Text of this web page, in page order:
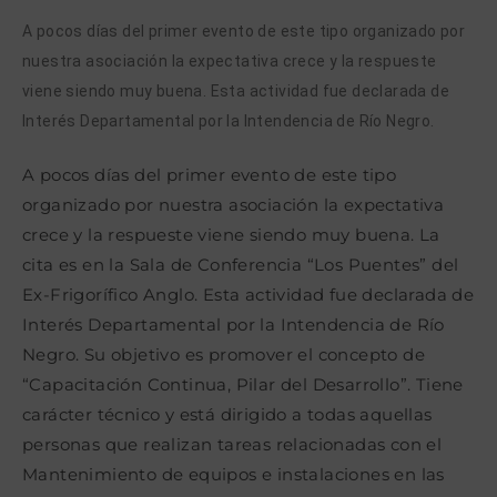
entrada:
entrada:
entrada:
A pocos días del primer evento de este tipo organizado por
nuestra asociación la expectativa crece y la respueste
viene siendo muy buena. Esta actividad fue declarada de
Interés Departamental por la Intendencia de Río Negro.
A pocos días del primer evento de este tipo
organizado por nuestra asociación la expectativa
crece y la respueste viene siendo muy buena. La
cita es en la Sala de Conferencia “Los Puentes” del
Ex-Frigorífico Anglo. Esta actividad fue declarada de
Interés Departamental por la Intendencia de Río
Negro. Su objetivo es promover el concepto de
“Capacitación Continua, Pilar del Desarrollo”. Tiene
carácter técnico y está dirigido a todas aquellas
personas que realizan tareas relacionadas con el
Mantenimiento de equipos e instalaciones en las